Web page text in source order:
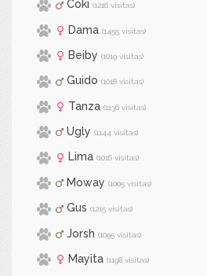
Coki (1216 visitas)
Dama (1455 visitas)
Beiby (1019 visitas)
Guido (1018 visitas)
Tanza (1136 visitas)
Ugly (1144 visitas)
Lima (1016 visitas)
Moway (1005 visitas)
Gus (1215 visitas)
Jorsh (1095 visitas)
Mayita (1198 visitas)